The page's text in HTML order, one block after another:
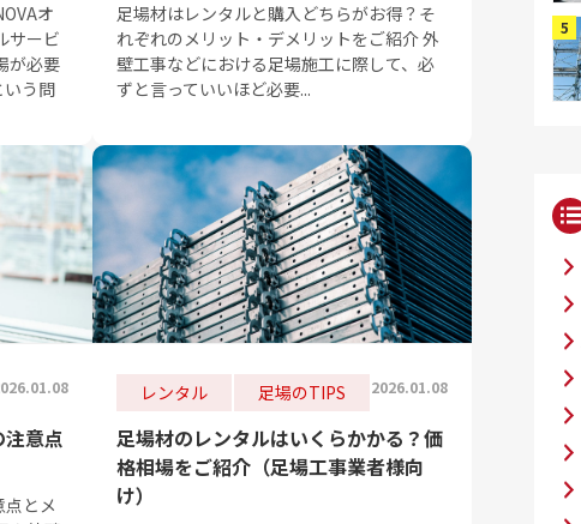
オ
サービ
が必要
いう問
足場材はレンタルと購入どちらがお得？そ
れぞれのメリット・デメリットをご紹介 外
壁工事などにおける足場施工に際して、必
ずと言っていいほど必要...
意点
とメ
レンタル 足場のTIPS 2026.01.08
足場材のレンタルはいくらかかる？価
格相場をご紹介（足場工事業者様向
け）